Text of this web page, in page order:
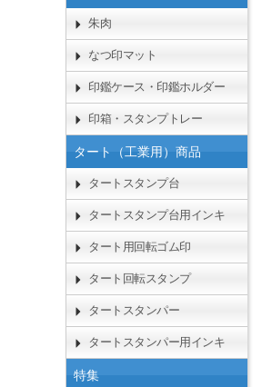
朱肉
なつ印マット
印鑑ケース・印鑑ホルダー
印箱・スタンプトレー
タート（工業用）商品
タートスタンプ台
タートスタンプ台用インキ
タート用回転ゴム印
タート回転スタンプ
タートスタンパー
タートスタンパー用インキ
特集